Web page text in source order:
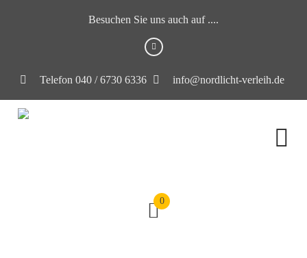
Besuchen Sie uns auch auf ....
Telefon 040 / 6730 6336 info@nordlicht-verleih.de
0